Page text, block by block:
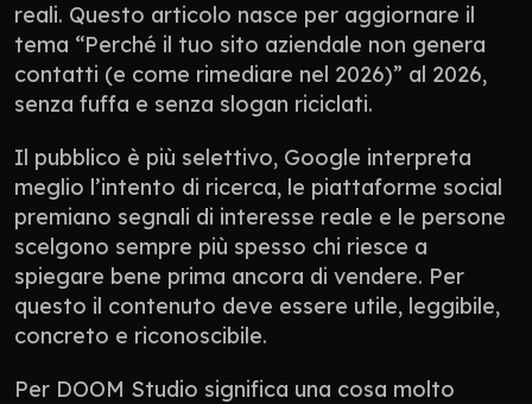
reali. Questo articolo nasce per aggiornare il
tema “Perché il tuo sito aziendale non genera
contatti (e come rimediare nel 2026)” al 2026,
senza fuffa e senza slogan riciclati.
Il pubblico è più selettivo, Google interpreta
meglio l’intento di ricerca, le piattaforme social
premiano segnali di interesse reale e le persone
scelgono sempre più spesso chi riesce a
spiegare bene prima ancora di vendere. Per
questo il contenuto deve essere utile, leggibile,
concreto e riconoscibile.
Per DOOM Studio significa una cosa molto